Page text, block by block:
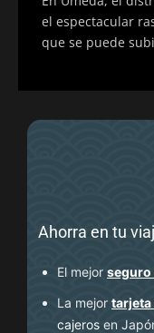
el espectacular
que se puede
Ahorra en tu
El mejor seguro
La mejor tarjeta
cajeros en